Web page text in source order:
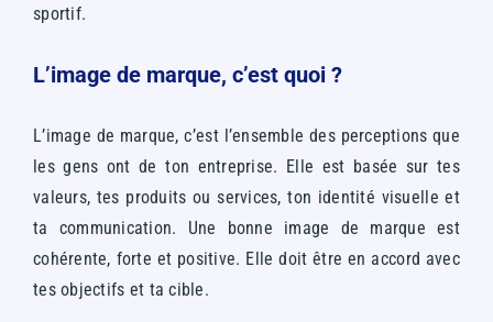
sportif.
L’image de marque, c’est quoi ?
L’image de marque, c’est l’ensemble des perceptions que
les gens ont de ton entreprise. Elle est basée sur tes
valeurs, tes produits ou services, ton identité visuelle et
ta communication. Une bonne image de marque est
cohérente, forte et positive. Elle doit être en accord avec
tes objectifs et ta cible.